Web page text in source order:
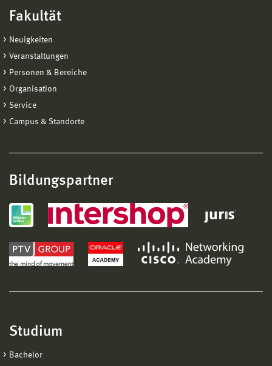
Fakultät
Neuigkeiten
Veranstaltungen
Personen & Bereiche
Organisation
Service
Campus & Standorte
Bildungspartner
Studium
Bachelor